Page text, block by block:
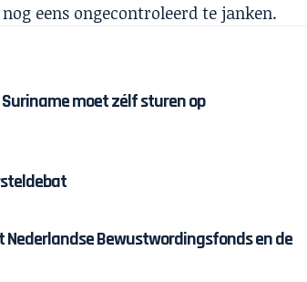
eens ongecontroleerd te janken.
moet zélf sturen op
Nederlandse Bewustwordingsfonds en de